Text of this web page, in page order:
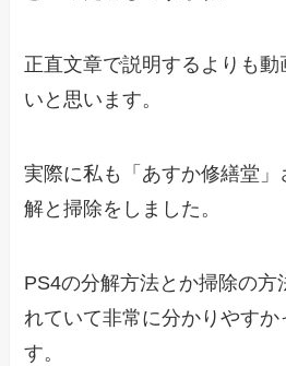
正直文章で説明するよりも
いと思います。
実際に私も「あすか修繕堂
解と掃除をしました。
PS4の分解方法とか掃除の方
れていて非常に分かりやす
す。